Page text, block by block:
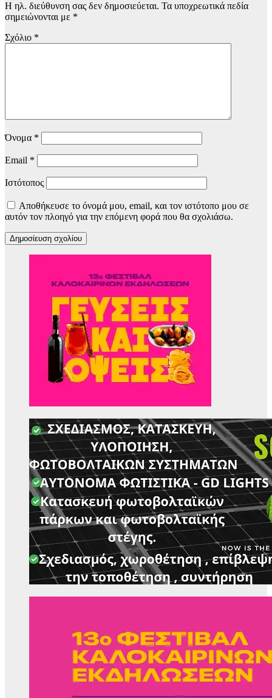
Η ηλ. διεύθυνση σας δεν δημοσιεύεται. Τα υποχρεωτικά πεδία
σημειώνονται με *
Σχόλιο *
Όνομα *
Email *
Ιστότοπος
Αποθήκευσε το όνομά μου, email, και τον ιστότοπο μου σε
αυτόν τον πλοηγό για την επόμενη φορά που θα σχολιάσω.